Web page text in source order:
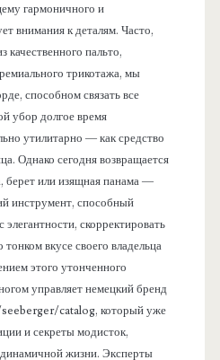
гармоничного и
внимания к деталям. Часто,
качественного пальто,
трикотажа, мы
способном связать все
убор долгое время
утилитарно — как средство
Однако сегодня возвращается
берет или изящная панама —
инструмент, способный
скорректировать
вкусе своего владельца
этого утонченного
управляет немецкий бренд
catalog, который уже
и секреты модисток,
жизни. Эксперты